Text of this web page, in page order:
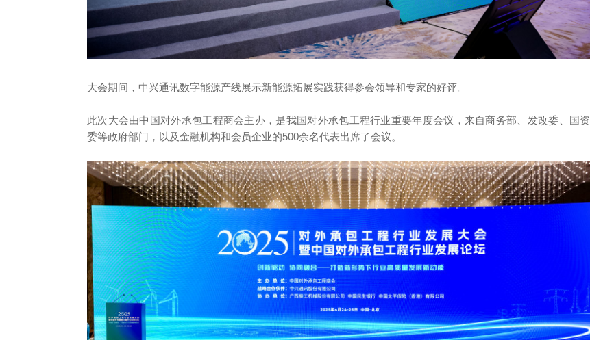
大会期间，中兴通讯数字能源产线展示新能源拓展实践获得参会领导和专家的好评。
此次大会由中国对外承包工程商会主办，是我国对外承包工程行业重要年度会议，来自商务部、发改委、国资
委等政府部门，以及金融机构和会员企业的500余名代表出席了会议。